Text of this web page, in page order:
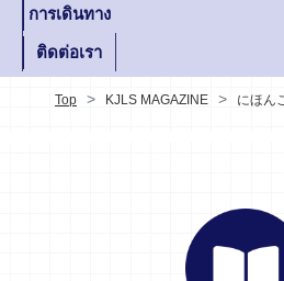
การเดินทาง
ติดต่อเรา
Top KJLS MAGAZINE にほん